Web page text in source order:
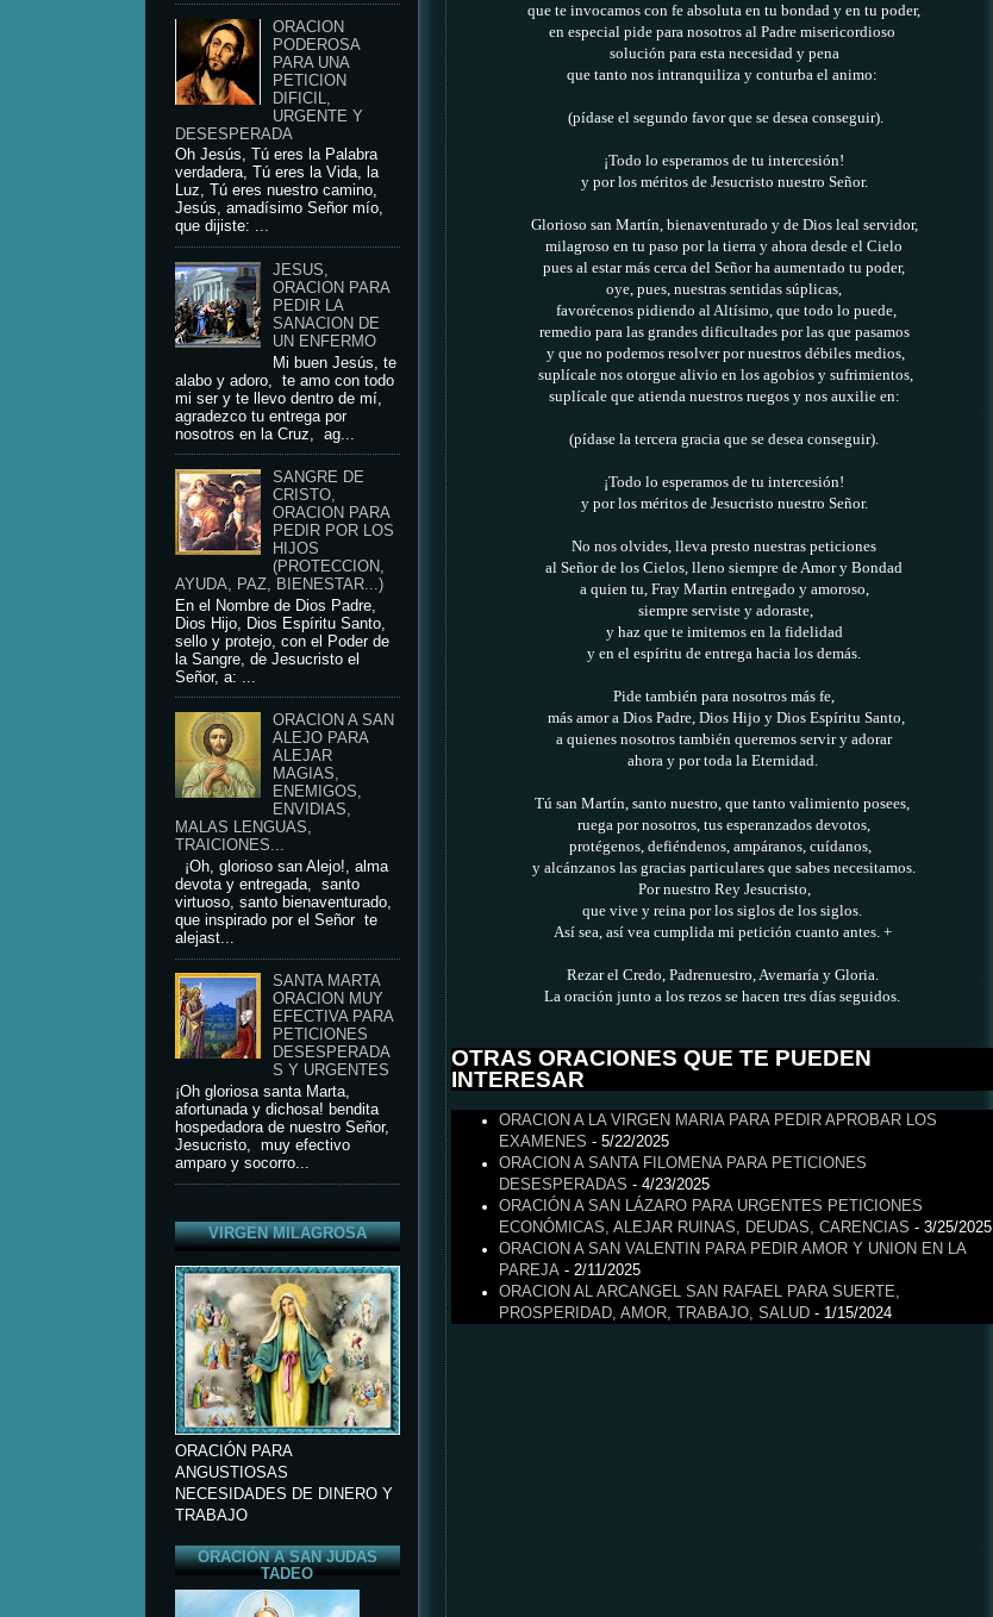
ORACION
PODEROSA
PARA UNA
PETICION
DIFICIL,
URGENTE Y
DESESPERADA
Oh Jesús, Tú eres la Palabra
verdadera, Tú eres la Vida, la
Luz, Tú eres nuestro camino,
Jesús, amadísimo Señor mío,
que dijiste: ...
JESUS,
ORACION PARA
PEDIR LA
SANACION DE
UN ENFERMO
Mi buen Jesús, te
alabo y adoro, te amo con todo
mi ser y te llevo dentro de mí,
agradezco tu entrega por
nosotros en la Cruz, ag...
SANGRE DE
CRISTO,
ORACION PARA
PEDIR POR LOS
HIJOS
(PROTECCION,
AYUDA, PAZ, BIENESTAR...)
En el Nombre de Dios Padre,
Dios Hijo, Dios Espíritu Santo,
sello y protejo, con el Poder de
la Sangre, de Jesucristo el
Señor, a: ...
ORACION A SAN
ALEJO PARA
ALEJAR
MAGIAS,
ENEMIGOS,
ENVIDIAS,
MALAS LENGUAS,
TRAICIONES...
¡Oh, glorioso san Alejo!, alma
devota y entregada, santo
virtuoso, santo bienaventurado,
que inspirado por el Señor te
alejast...
SANTA MARTA
ORACION MUY
EFECTIVA PARA
PETICIONES
DESESPERADA
S Y URGENTES
¡Oh gloriosa santa Marta,
afortunada y dichosa! bendita
hospedadora de nuestro Señor,
Jesucristo, muy efectivo
amparo y socorro...
VIRGEN MILAGROSA
ORACIÓN PARA
ANGUSTIOSAS
NECESIDADES DE DINERO Y
TRABAJO
ORACIÓN A SAN JUDAS
TADEO
que te invocamos con fe absoluta en tu bondad y en tu poder,
en especial pide para nosotros al Padre misericordioso
solución paraesta necesidad y pena
que tanto nos intranquiliza y conturba el animo:
(pídase el segundo favor que se desea conseguir).
¡Todo lo esperamos de tu intercesión!
y por los méritos de Jesucristo nuestro Señor.
Glorioso san Martín, bienaventurado y de Dios leal servidor,
milagroso en tu paso por la tierra y ahora desde el Cielo
pues al estar más cerca del Señor ha aumentado tu poder,
oye, pues, nuestras sentidas súplicas,
favorécenos pidiendo al Altísimo, que todo lo puede,
remedio para lasgrandes dificultades por las que pasamos
y que no podemos resolver por nuestros débiles medios,
suplícale nos otorgue alivio en los agobios y sufrimientos,
suplícale que atienda nuestros ruegos y nos auxilie en:
(pídase la tercera gracia que se desea conseguir).
¡Todo lo esperamos de tu intercesión!
y por los méritos de Jesucristo nuestro Señor.
No nos olvides, lleva presto nuestras peticiones
al Señor de los Cielos, lleno siempre de Amor y Bondad
a quien tu, Fray Martin entregado y amoroso,
siempre serviste y adoraste,
y haz que te imitemos en la fidelidad
y en el espíritu de entrega hacia los demás.
Pide también para nosotros más fe,
más amor a Dios Padre, Dios Hijo y Dios Espíritu Santo,
a quienes nosotros también queremos servir y adorar
ahora y por toda la Eternidad.
Tú san Martín, santo nuestro, que tanto valimiento posees,
ruega por nosotros, tus esperanzados devotos,
protégenos, defiéndenos, ampáranos, cuídanos,
y alcánzanos las gracias particulares que sabes necesitamos.
Por nuestro Rey Jesucristo,
que vive y reina por los siglos de los siglos.
Así sea, así vea cumplida mi petición cuanto antes. +
Rezar el Credo, Padrenuestro, Avemaría y Gloria.
La oración junto a los rezos se hacen tres días seguidos.
OTRAS ORACIONES QUE TE PUEDEN
INTERESAR
ORACION A LA VIRGEN MARIA PARA PEDIR APROBAR LOS
EXAMENES - 5/22/2025
ORACION A SANTA FILOMENA PARA PETICIONES
DESESPERADAS - 4/23/2025
ORACIÓN A SAN LÁZARO PARA URGENTES PETICIONES
ECONÓMICAS, ALEJAR RUINAS, DEUDAS, CARENCIAS - 3/25/2025
ORACION A SAN VALENTIN PARA PEDIR AMOR Y UNION EN LA
PAREJA - 2/11/2025
ORACION AL ARCANGEL SAN RAFAEL PARA SUERTE,
PROSPERIDAD, AMOR, TRABAJO, SALUD- 1/15/2024